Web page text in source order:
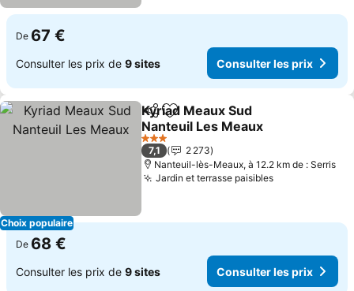
De 67 €
Consulter les prix de 9 sites Consulter les prix
Choix populaire
PartagerAjouter à mes favoris
Kyriad Meaux Sud
Nanteuil Les Meaux
Consulter les prix
3 Étoiles
7,1
2 273
Nanteuil-lès-Meaux, à 12.2 km de : Serris
Jardin et terrasse paisiblesConsulter
De 68 €
Consulter les prix de 9 sites Consulter les prix